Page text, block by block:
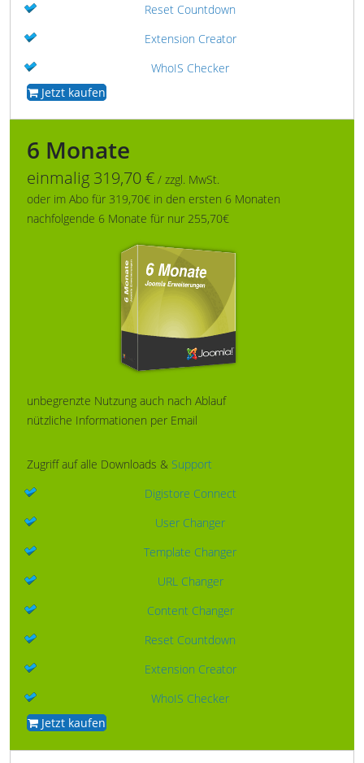
Reset Countdown
Extension Creator
WhoIS Checker
Jetzt kaufen
6 Monate
einmalig 319,70 € / zzgl. MwSt.
oder im Abo für 319,70€ in den ersten 6 Monaten
nachfolgende 6 Monate für nur 255,70€
unbegrenzte Nutzung auch nach Ablauf
nützliche Informationen per Email
Zugriff auf alle Downloads & Support
Digistore Connect
User Changer
Template Changer
URL Changer
Content Changer
Reset Countdown
Extension Creator
WhoIS Checker
Jetzt kaufen